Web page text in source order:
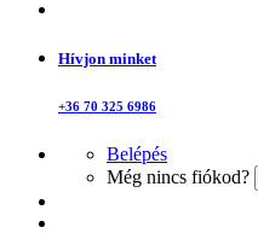
Hívjon minket
+36 70 325 6986
Belépés
Még nincs fiókod?